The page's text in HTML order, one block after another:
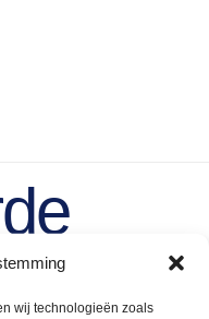
wij technologieën zoals